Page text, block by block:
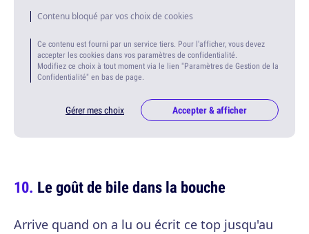
Contenu bloqué par vos choix de cookies
Ce contenu est fourni par un service tiers. Pour l'afficher, vous devez
accepter les cookies dans vos paramètres de confidentialité.
Modifiez ce choix à tout moment via le lien "Paramètres de Gestion de la
Confidentialité" en bas de page.
Gérer mes choix Accepter & afficher
Le goût de bile dans la bouche
Arrive quand on a lu ou écrit ce top jusqu'au